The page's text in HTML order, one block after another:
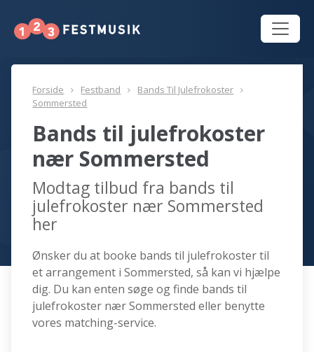
Forside Festband
Bands Til Julefrokoster
Sommersted
Bands til julefrokoster
nær Sommersted
Modtag tilbud fra bands til
julefrokoster nær Sommersted
her
Ønsker du at booke bands til julefrokoster til
et arrangement i Sommersted, så kan vi hjælpe
dig. Du kan enten søge og finde bands til
julefrokoster nær Sommersted eller benytte
vores matching-service.